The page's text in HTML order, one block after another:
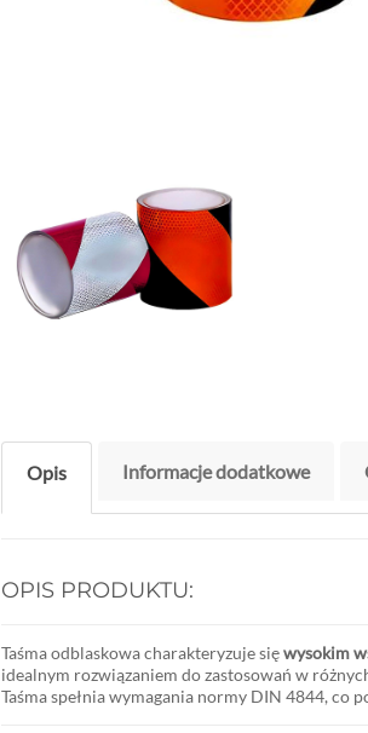
Opis Informacje dodatkowe
OPIS PRODUKTU:
Taśma odblaskowa charakteryzuje sięwysokim
idealnym rozwiązaniem do zastosowań w
Taśma spełnia wymagania normy DIN 4844, co